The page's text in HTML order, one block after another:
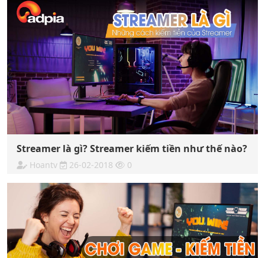
Streamer là gì? Streamer kiếm tiền như thế nào?
Hoantv 26-02-2018 0